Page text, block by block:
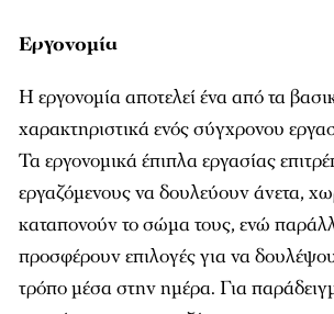
Εργονομία
Η εργονοµία αποτελεί ένα από τα
χαρακτηριστικά ενός σύγχρονου
Τα εργονοµικά έπιπλα εργασίας
εργαζόµενους να δουλεύουν άνετα,
καταπονούν το σώµα τους, ενώ
προσφέρουν επιλογές για να
τρόπο µέσα στην ηµέρα. Για